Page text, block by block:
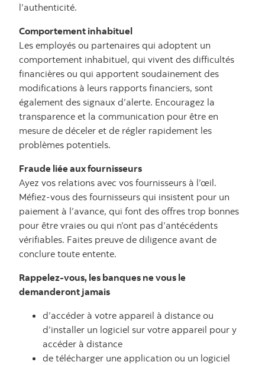
l’authenticité.
Comportement inhabituel
Les employés ou partenaires qui adoptent un
comportement inhabituel, qui vivent des difficultés
financières ou qui apportent soudainement des
modifications à leurs rapports financiers, sont
également des signaux d’alerte. Encouragez la
transparence et la communication pour être en
mesure de déceler et de régler rapidement les
problèmes potentiels.
Fraude liée aux fournisseurs
Ayez vos relations avec vos fournisseurs à l’œil.
Méfiez-vous des fournisseurs qui insistent pour un
paiement à l’avance, qui font des offres trop bonnes
pour être vraies ou qui n’ont pas d’antécédents
vérifiables. Faites preuve de diligence avant de
conclure toute entente.
Rappelez-vous, les banques ne vous le
demanderont jamais
d’accéder à votre appareil à distance ou
d’installer un logiciel sur votre appareil pour y
accéder à distance
de télécharger une application ou un logiciel